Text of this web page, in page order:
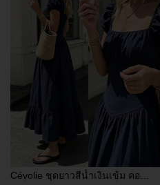
Cévolie ชุดยาวสีน้ำเงินเข้ม คอ